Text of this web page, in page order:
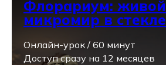
Флорариум: живой
микромир в стекле
Онлайн-урок / 60 минут
Доступ сразу на 12 месяцев